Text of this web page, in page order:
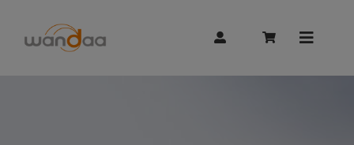
content
Toggle